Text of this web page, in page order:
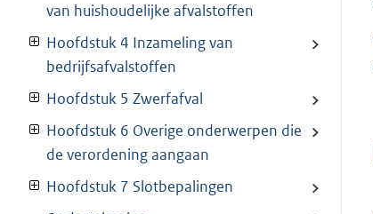
van huishoudelijke afvalstoffen
Hoofdstuk 4 Inzameling van
bedrijfsafvalstoffen
Hoofdstuk 5 Zwerfafval
Hoofdstuk 6 Overige onderwerpen die
de verordening aangaan
Hoofdstuk 7 Slotbepalingen